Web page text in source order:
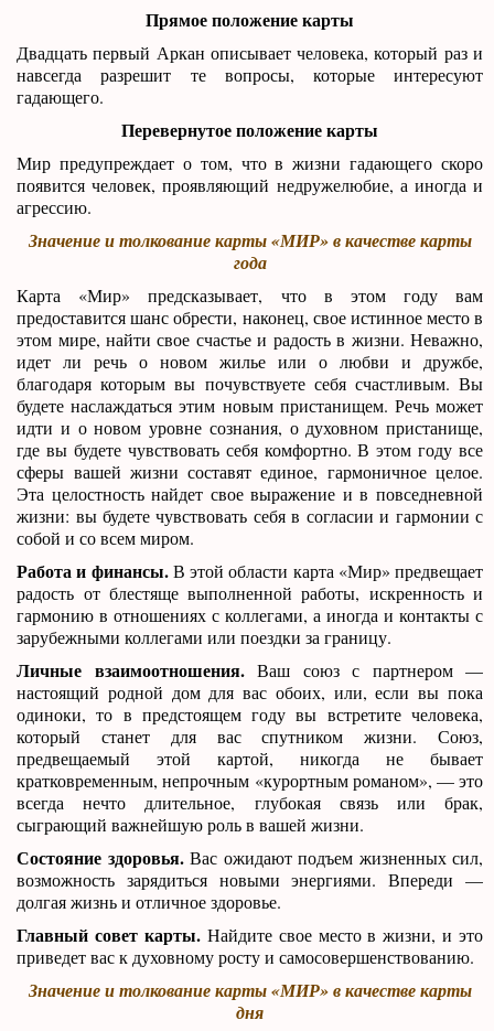
Прямое положение карты
Двадцать первый Аркан описывает человека, который раз и
навсегда разрешит те вопросы, которые интересуют
гадающего.
Перевернутое положение карты
Мир предупреждает о том, что в жизни гадающего скоро
появится человек, проявляющий недружелюбие, а иногда и
агрессию.
Значение и толкование карты «МИР» в качестве карты
года
Карта «Мир» предсказывает, что в этом году вам
предоставится шанс обрести, наконец, свое истинное место в
этом мире, найти свое счастье и радость в жизни. Неважно,
идет ли речь о новом жилье или о любви и дружбе,
благодаря которым вы почувствуете себя счастливым. Вы
будете наслаждаться этим новым пристанищем. Речь может
идти и о новом уровне сознания, о духовном пристанище,
где вы будете чувствовать себя комфортно. В этом году все
сферы вашей жизни составят единое, гармоничное целое.
Эта целостность найдет свое выражение и в повседневной
жизни: вы будете чувствовать себя в согласии и гармонии с
собой и со всем миром.
Работа и финансы.В этой области карта «Мир» предвещает
радость от блестяще выполненной работы, искренность и
гармонию в отношениях с коллегами, а иногда и контакты с
зарубежными коллегами или поездки за границу.
Личные взаимоотношения.Ваш союз с партнером —
настоящий родной дом для вас обоих, или, если вы пока
одиноки, то в предстоящем году вы встретите человека,
который станет для вас спутником жизни. Союз,
предвещаемый этой картой, никогда не бывает
кратковременным, непрочным «курортным романом», — это
всегда нечто длительное, глубокая связь или брак,
сыграющий важнейшую роль в вашей жизни.
Состояние здоровья.Вас ожидают подъем жизненных сил,
возможность зарядиться новыми энергиями. Впереди —
долгая жизнь и отличное здоровье.
Главный совет карты.Найдите свое место в жизни, и это
приведет вас к духовному росту и самосовершенствованию.
Значение и толкование карты «МИР» в качестве карты
дня